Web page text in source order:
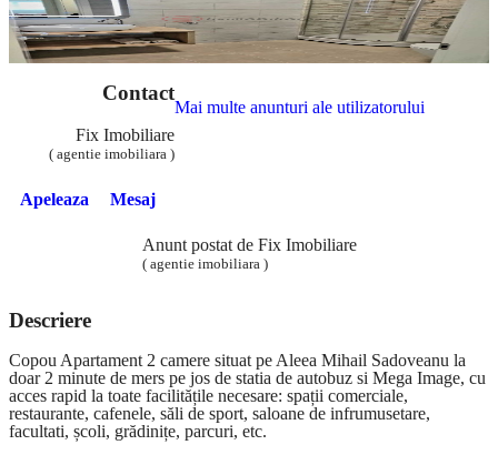
Contact
Fix Imobiliare
( agentie imobiliara )
Apeleaza Mesaj
Mai multe anunturi ale utilizatorului
Anunt postat de Fix Imobiliare
( agentie imobiliara )
Descriere
Copou Apartament 2 camere situat pe Aleea Mihail Sadoveanu la
doar 2 minute de mers pe jos de statia de autobuz si Mega Image, cu
acces rapid la toate facilitățile necesare: spații comerciale,
restaurante, cafenele, săli de sport, saloane de infrumusetare,
facultati, școli, grădinițe, parcuri, etc.